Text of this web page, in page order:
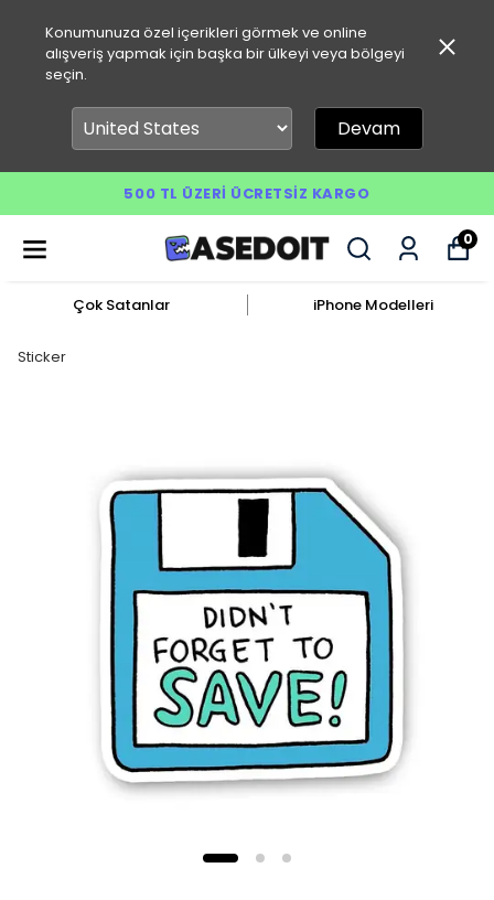
Konumunuza özel içerikleri görmek ve online
alışveriş yapmak için başka bir ülkeyi veya bölgeyi
seçin.
Devam
500 TL ÜZERI ÜCRETSIZ KARGO
0
Çok Satanlar iPhone Modelleri
Sticker